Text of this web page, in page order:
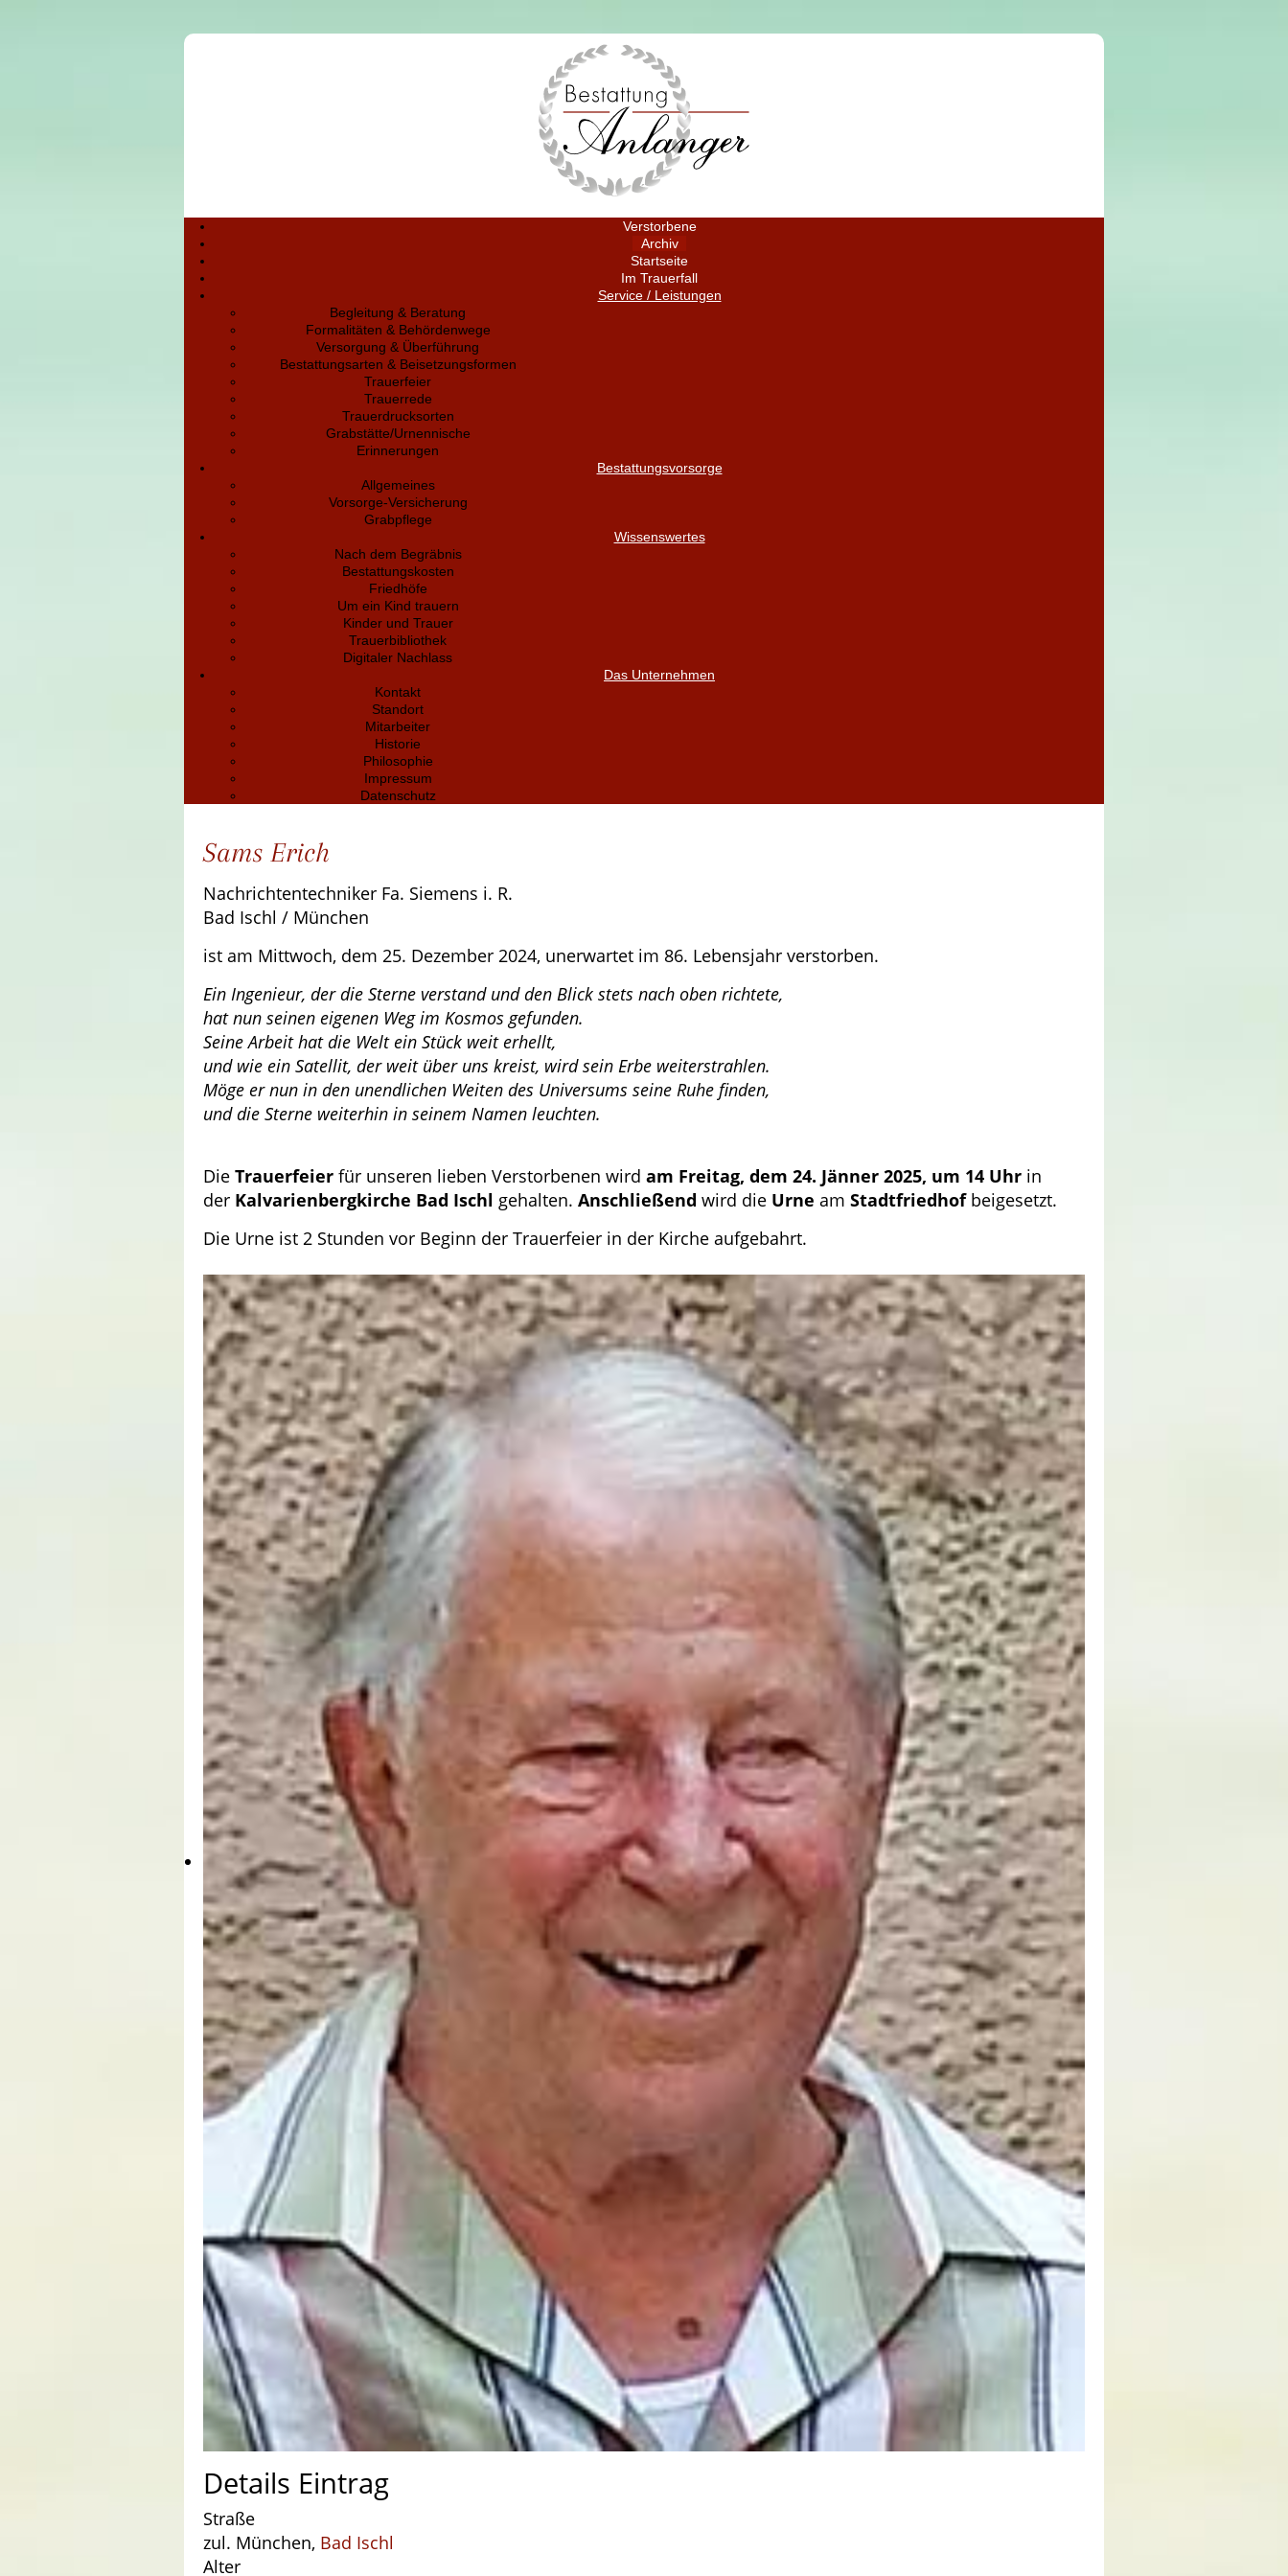
Verstorbene
Archiv
Startseite
Im Trauerfall
Service / Leistungen
Begleitung & Beratung
Formalitäten & Behördenwege
Versorgung & Überführung
Bestattungsarten & Beisetzungsformen
Trauerfeier
Trauerrede
Trauerdrucksorten
Grabstätte/Urnennische
Erinnerungen
Bestattungsvorsorge
Allgemeines
Vorsorge-Versicherung
Grabpflege
Wissenswertes
Nach dem Begräbnis
Bestattungskosten
Friedhöfe
Um ein Kind trauern
Kinder und Trauer
Trauerbibliothek
Digitaler Nachlass
Das Unternehmen
Kontakt
Standort
Mitarbeiter
Historie
Philosophie
Impressum
Datenschutz
Sams Erich
Nachrichtentechniker Fa. Siemens i. R.
Bad Ischl / München
ist am Mittwoch, dem 25. Dezember 2024, unerwartet im 86. Lebensjahr verstorben.
Ein Ingenieur, der die Sterne verstand und den Blick stets nach oben richtete,
hat nun seinen eigenen Weg im Kosmos gefunden.
Seine Arbeit hat die Welt ein Stück weit erhellt,
und wie ein Satellit, der weit über uns kreist, wird sein Erbe weiterstrahlen.
Möge er nun in den unendlichen Weiten des Universums seine Ruhe finden,
und die Sterne weiterhin in seinem Namen leuchten.
Die Trauerfeier für unseren lieben Verstorbenen wird am Freitag, dem 24. Jänner 2025, um 14 Uhr in
der Kalvarienbergkirche Bad Ischl gehalten. Anschließend wird die Urne am Stadtfriedhofbeigesetzt.
Die Urne ist 2 Stunden vor Beginn der Trauerfeier in der Kirche aufgebahrt.
Details Eintrag
Straße
zul. München, Bad Ischl
Alter